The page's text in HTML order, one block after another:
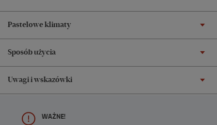
Pastelowe klimaty
Sposób użycia
Uwagi i wskazówki
WAŻNE!